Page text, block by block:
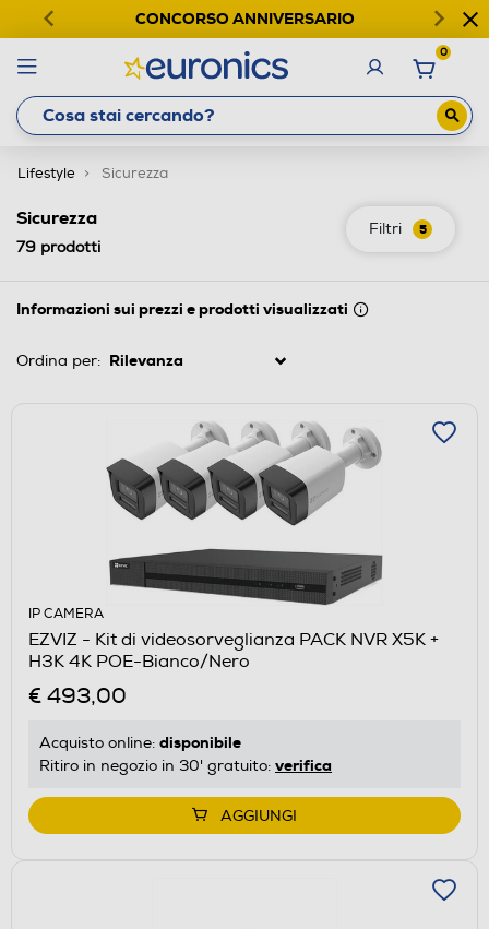
CONCORSO ANNIVERSARIO
0
Lifestyle Sicurezza
Filtri 5
Sicurezza
79 prodotti
Informazioni sui prezzi e prodotti visualizzati
Ordina per:
IP CAMERA
EZVIZ - Kit di videosorveglianza PACK NVR X5K +
H3K 4K POE-Bianco/Nero
€ 493,00
Acquisto online: disponibile
Ritiro in negozio in 30' gratuito: verifica
AGGIUNGI